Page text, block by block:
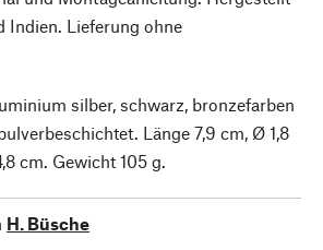
Indien. Lieferung ohne
silber, schwarz, bronzefarben
Länge 7,9 cm, Ø 1,8
cm. Gewicht 105 g.
H. Büsche